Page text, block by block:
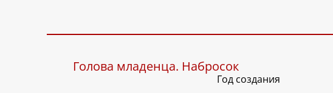
Голова младенца. Набросок
Год создания